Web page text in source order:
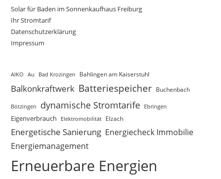
Solar für Baden im Sonnenkaufhaus Freiburg
Ihr Stromtarif
Datenschutzerklärung
Impressum
AIKO Au Bad Krozingen Bahlingen am Kaiserstuhl
Balkonkraftwerk Batteriespeicher Buchenbach
Bötzingen dynamische Stromtarife Ebringen
Eigenverbrauch Elektromobilität Elzach
Energetische Sanierung Energiecheck Immobilie
Energiemanagement
Erneuerbare Energien